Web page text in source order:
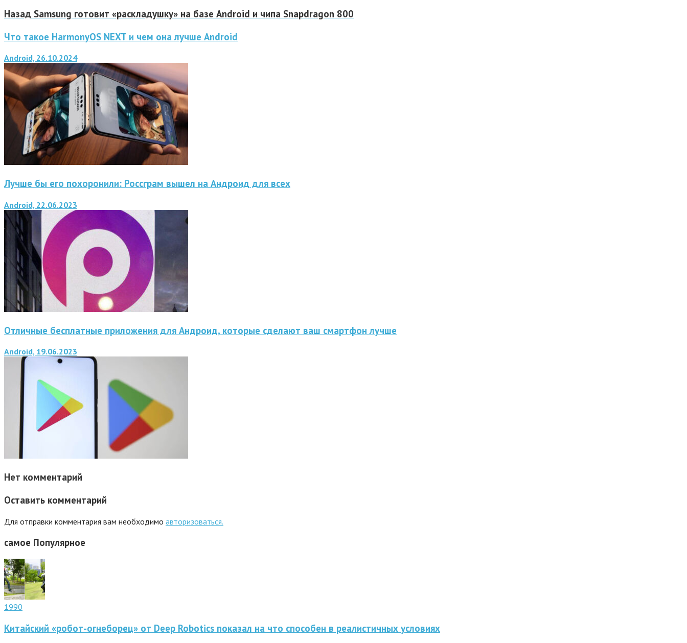
Назад Samsung готовит «раскладушку» на базе Android и чипа Snapdragon 800
Что такое HarmonyOS NEXT и чем она лучше Android
Android, 26.10.2024
Лучше бы его похоронили: Россграм вышел на Андроид для всех
Android, 22.06.2023
Отличные бесплатные приложения для Андроид, которые сделают ваш смартфон лучше
Android, 19.06.2023
Нет комментарий
Оставить комментарий
Для отправки комментария вам необходимо авторизоваться.
самое Популярное
1990
Китайский «робот-огнеборец» от Deep Robotics показал на что способен в реалистичных условиях